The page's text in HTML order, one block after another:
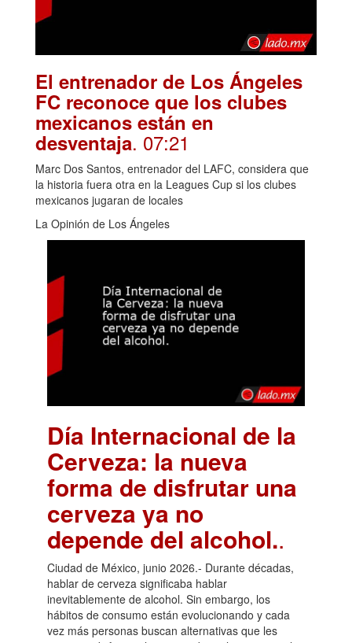
El entrenador de Los Ángeles
FC reconoce que los clubes
mexicanos están en
desventaja. 07:21
Marc Dos Santos, entrenador del LAFC, considera que
la historia fuera otra en la Leagues Cup si los clubes
mexicanos jugaran de locales
La Opinión de Los Ángeles
Día Internacional de la
Cerveza: la nueva
forma de disfrutar una
cerveza ya no
depende del alcohol..
Ciudad de México, junio 2026.- Durante décadas,
hablar de cerveza significaba hablar
inevitablemente de alcohol. Sin embargo, los
hábitos de consumo están evolucionando y cada
vez más personas buscan alternativas que les